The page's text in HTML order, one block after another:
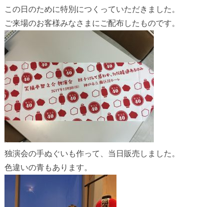
この日のために特別につくっていただきました。
ご来場のお客様みなさまにご配布したものです。
独演会の手ぬぐいも作って、当日販売しました。
色違いの青もあります。